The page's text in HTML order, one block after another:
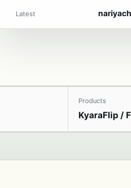
Latest
Products
KyaraFlip /